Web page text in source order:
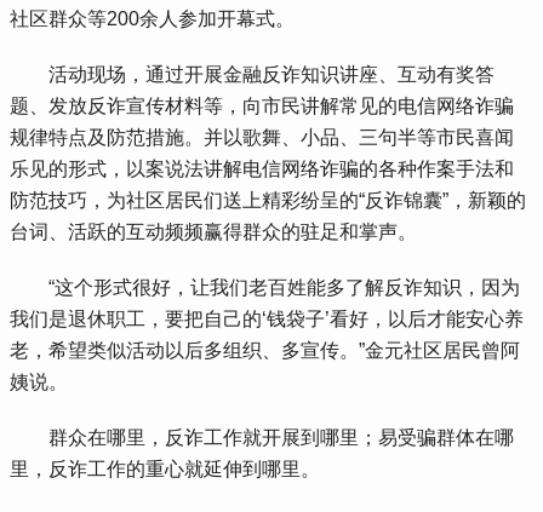
社区群众等200余人参加开幕式。
活动现场，通过开展金融反诈知识讲座、互动有奖答
题、发放反诈宣传材料等，向市民讲解常见的电信网络诈骗
规律特点及防范措施。并以歌舞、小品、三句半等市民喜闻
乐见的形式，以案说法讲解电信网络诈骗的各种作案手法和
防范技巧，为社区居民们送上精彩纷呈的“反诈锦囊”，新颖的
台词、活跃的互动频频赢得群众的驻足和掌声。
“这个形式很好，让我们老百姓能多了解反诈知识，因为
我们是退休职工，要把自己的‘钱袋子’看好，以后才能安心养
老，希望类似活动以后多组织、多宣传。”金元社区居民曾阿
姨说。
群众在哪里，反诈工作就开展到哪里；易受骗群体在哪
里，反诈工作的重心就延伸到哪里。